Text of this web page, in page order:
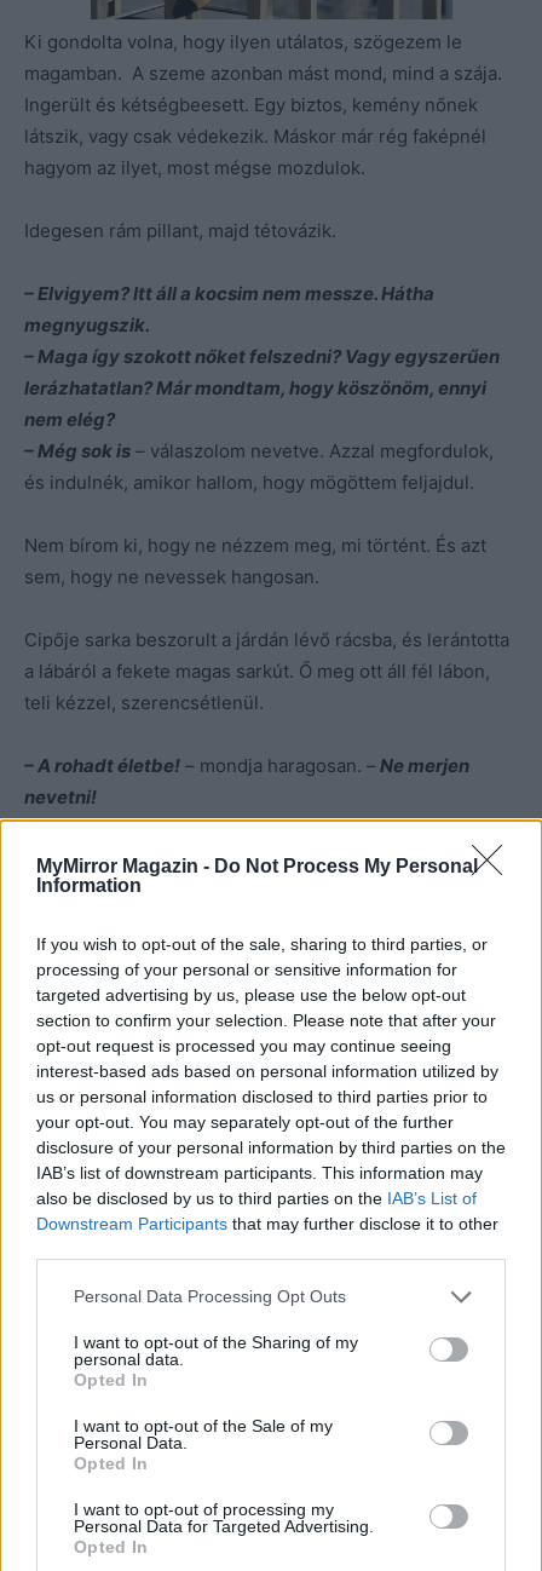
MyMirror Magazin - Do Not Process My Personal
Information
If you wish to opt-out of the sale, sharing to third parties, or
processing of your personal or sensitive information for
targeted advertising by us, please use the below opt-out
section to confirm your selection. Please note that after your
opt-out request is processed you may continue seeing
interest-based ads based on personal information utilized by
us or personal information disclosed to third parties prior to
your opt-out. You may separately opt-out of the further
disclosure of your personal information by third parties on the
IAB’s list of downstream participants. This information may
also be disclosed by us to third parties on the IAB’s List of
Downstream Participants that may further disclose it to other
Personal Data Processing Opt Outs
I want to opt-out of the Sharing of my
personal data.
Opted In
I want to opt-out of the Sale of my
Personal Data.
Opted In
I want to opt-out of processing my
Personal Data for Targeted Advertising.
Opted In
Ki gondolta volna, hogy ilyen utálatos, szögezem le
magamban. A szeme azonban mást mond, mind a szája.
Ingerült és kétségbeesett. Egy biztos, kemény nőnek
látszik, vagy csak védekezik. Máskor már rég faképnél
hagyom az ilyet, most mégse mozdulok.
Idegesen rám pillant, majd tétovázik.
– Elvigyem? Itt áll a kocsim nem messze. Hátha
megnyugszik.
– Maga így szokott nőket felszedni? Vagy egyszerűen
lerázhatatlan? Már mondtam, hogy köszönöm, ennyi
nem elég?
– Még sok is – válaszolom nevetve. Azzal megfordulok,
és indulnék, amikor hallom, hogy mögöttem feljajdul.
Nem bírom ki, hogy ne nézzem meg, mi történt. És azt
sem, hogy ne nevessek hangosan.
Cipője sarka beszorult a járdán lévő rácsba, és lerántotta
a lábáról a fekete magas sarkút. Ő meg ott áll fél lábon,
teli kézzel, szerencsétlenül.
– A rohadt életbe! – mondja haragosan. –Ne merjen
nevetni!
– Nem nevetek – mondom, és lehajolok kiszedni a
cipőjét, hogy a féllábú gólya ne sokáig álljon fél lábon.
– Maga valami őrangyal-féle? – kérdi megenyhülve.
– Hát akkor ma jól dolgozott. Hálásan köszönöm újra.
– Valóban?– provokálom.
– Igen! Meghívhatom egy kávéra vagy limonádéra?
Hogy bebizonyítsam, nem az ördög unokahúga vagyok.
– Rendben. Nem kell sietnie?
– Egy óra múlva lesz jelenésem. Addig majd csak
történik valami. Bízom benne.
– Ha maga tényleg nem egy fúria, akkor örömmel
elviszem, ahogy az előbb felajánlottam.
– Meglátjuk, előbb igyunk egy méregerős feketét!
Látom, hogy formás lábát visszadugja a cipőbe, aminek a
sarkán tönkrement a bőr. Még nem vette észre vagy nem
érdekli.
– Megszabadítom a mappáitól, jó? – Azzal elveszem tőle
a holmi egy részét. –
– Pontosan.
– Én meg Lívia. És nem angyal.